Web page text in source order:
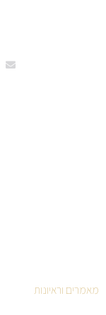
מאמרים וראיונות